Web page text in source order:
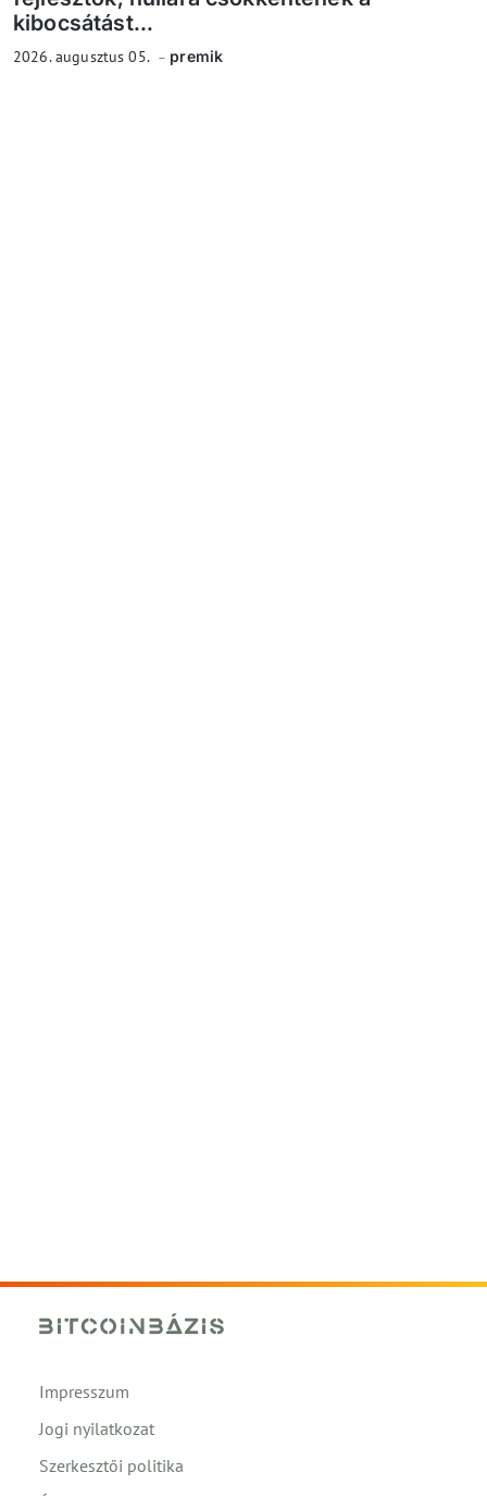
kibocsátást...
2026. augusztus 05. premik
Impresszum
Jogi nyilatkozat
Szerkesztői politika